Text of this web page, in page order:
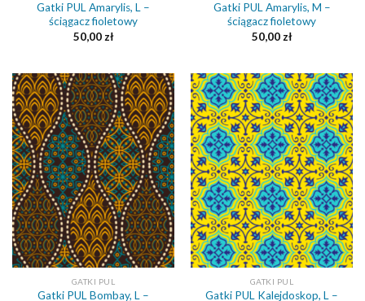
Gatki PUL Amarylis, L –
ściągacz fioletowy
50,00 zł
Gatki PUL Amarylis, M –
ściągacz fioletowy
50,00 zł
GATKI PUL
Gatki PUL Bombay, L –
GATKI PUL
Gatki PUL Kalejdoskop, L –